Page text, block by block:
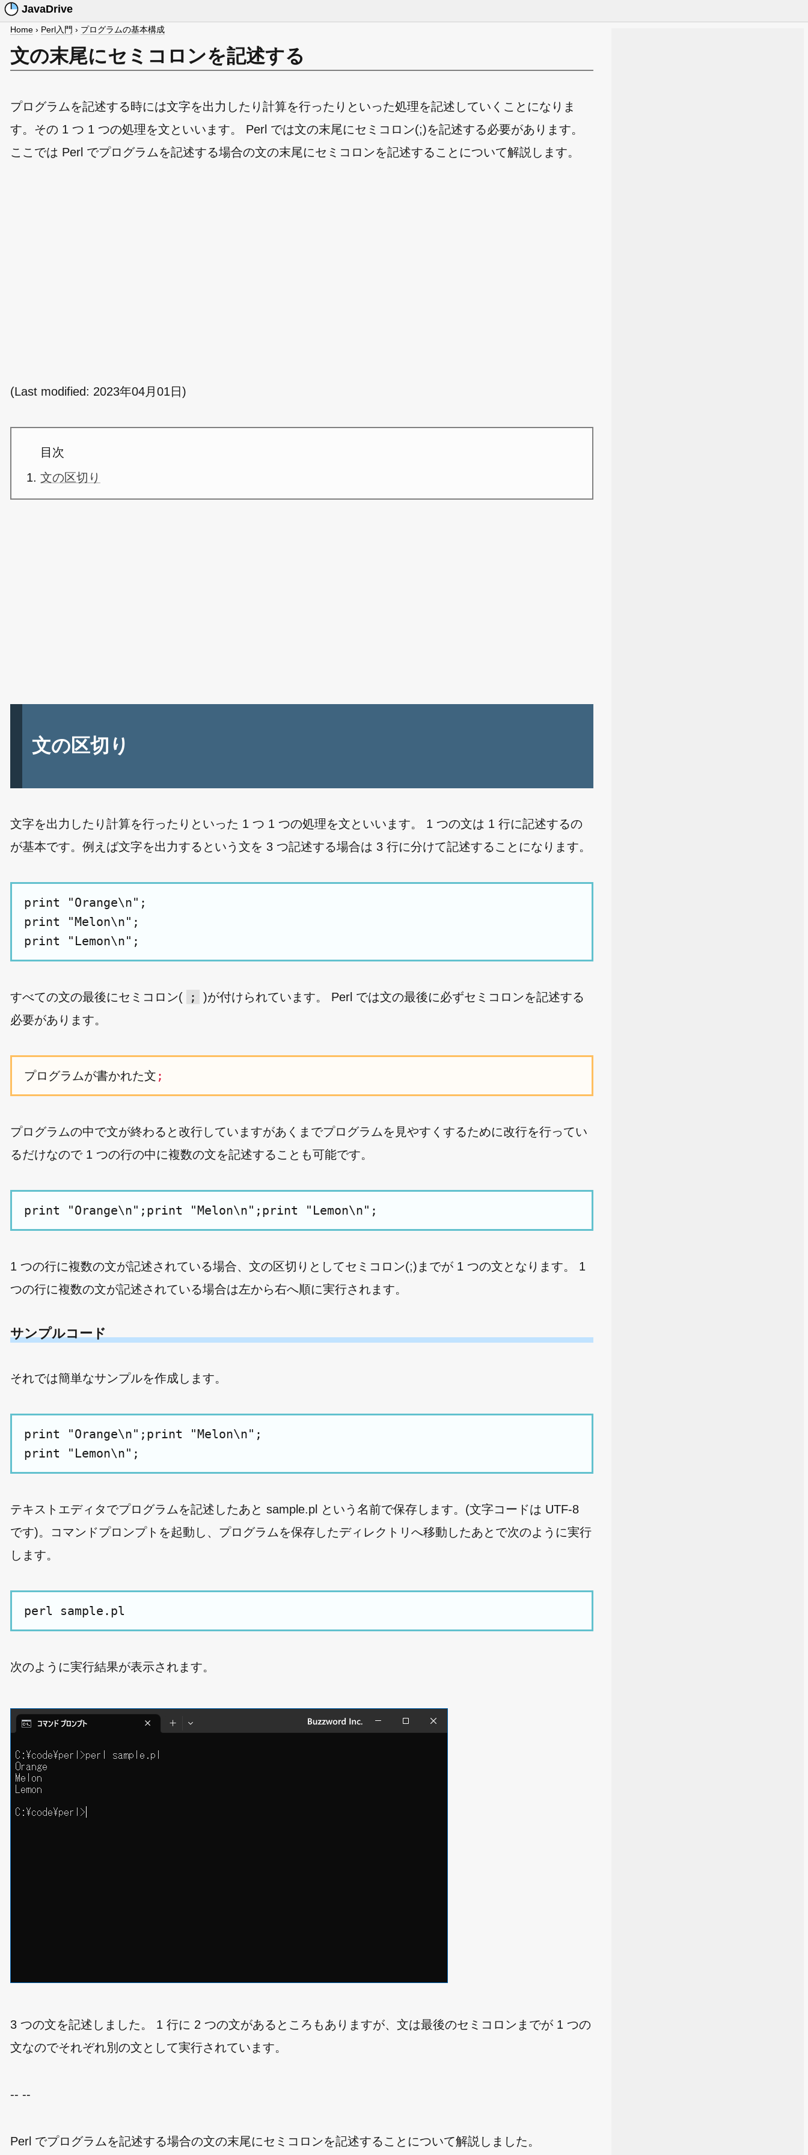
JavaDrive
Home › Perl入門 › プログラムの基本構成
文の末尾にセミコロンを記述する
プログラムを記述する時には文字を出力したり計算を行ったりといった処理を記述していくことになりま
す。その 1 つ 1 つの処理を文といいます。 Perl では文の末尾にセミコロン(;)を記述する必要があります。
ここでは Perl でプログラムを記述する場合の文の末尾にセミコロンを記述することについて解説します。
(Last modified: 2023年04月01日 )
目次
文の区切り
文の区切り
文字を出力したり計算を行ったりといった 1 つ 1 つの処理を文といいます。 1 つの文は 1 行に記述するの
が基本です。例えば文字を出力するという文を 3 つ記述する場合は 3 行に分けて記述することになります。
print "Orange\n";
print "Melon\n";
すべての文の最後にセミコロン( ;
)が付けられています。 Perl では文の最後に必ずセミコロンを記述する
必要があります。
プログラムが書かれた文 ;
プログラムの中で文が終わると改行していますがあくまでプログラムを見やすくするために改行を行ってい
るだけなので 1 つの行の中に複数の文を記述することも可能です。
1 つの行に複数の文が記述されている場合、文の区切りとしてセミコロン(;)までが 1 つの文となります。 1
つの行に複数の文が記述されている場合は左から右へ順に実行されます。
サンプルコード
それでは簡単なサンプルを作成します。
print "Orange\n";print "Melon\n";
テキストエディタでプログラムを記述したあと sample.pl という名前で保存します。(文字コードは UTF-8
です)。コマンドプロンプトを起動し、プログラムを保存したディレクトリへ移動したあとで次のように実行
します。
次のように実行結果が表示されます。
3 つの文を記述しました。 1 行に 2 つの文があるところもありますが、文は最後のセミコロンまでが 1 つの
文なのでそれぞれ別の文として実行されています。
-- --
Perl でプログラムを記述する場合の文の末尾にセミコロンを記述することについて解説しました。